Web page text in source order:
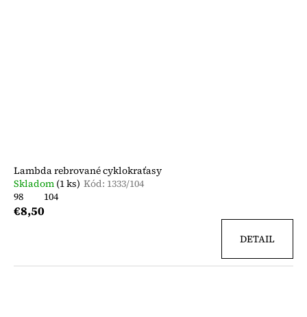
Lambda rebrované cyklokraťasy
Skladom (1 ks) Kód: 1333/104
98
104
€8,50
DETAIL